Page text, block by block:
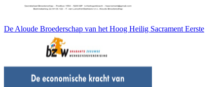
De Aloude Broederschap van het Hoog Heilig Sacrament Eerste